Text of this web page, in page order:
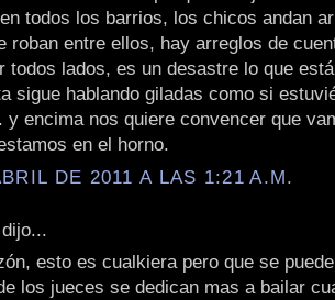
todos los barrios, los chicos andan
roban entre ellos, hay arreglos de
todos lados, es un desastre lo que
sigue hablando giladas como si
y encima nos quiere convencer que
en el horno.
DE 2011 A LAS 1:21 A.M.
esto es cualkiera pero que se
los jueces se dedican mas a bailar